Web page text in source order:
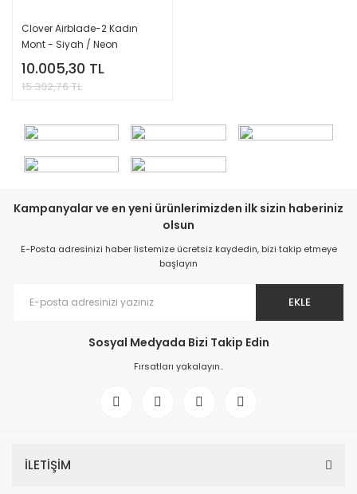
Clover Airblade-2 Kadın
Mont - Siyah / Neon
10.005,30 TL
15.392,76 TL
Kampanyalar ve en yeni ürünlerimizden ilk sizin haberiniz
olsun
E-Posta adresinizi haber listemize ücretsiz kaydedin, bizi takip etmeye
başlayın
EKLE
Sosyal Medyada Bizi Takip Edin
Fırsatları yakalayın..
İLETİŞİM